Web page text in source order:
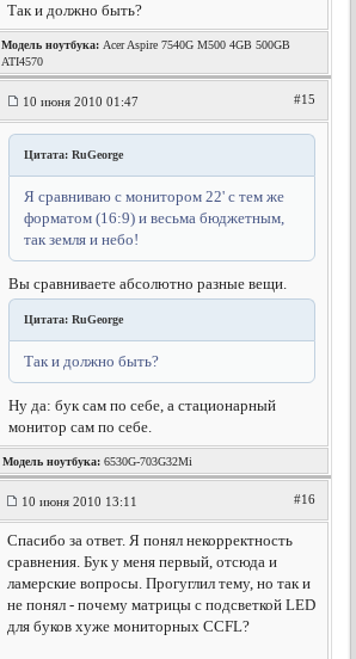
Так и должно быть?
Модель ноутбука: Acer Aspire 7540G M500 4GB 500GB
ATI4570
10 июня 2010 01:47 #15
Цитата: RuGeorge
Я сравниваю с монитором 22' с тем же
форматом (16:9) и весьма бюджетным,
так земля и небо!
Вы сравниваете абсолютно разные вещи.
Цитата: RuGeorge
Так и должно быть?
Ну да: бук сам по себе, а стационарный
монитор сам по себе.
Модель ноутбука: 6530G-703G32Mi
10 июня 2010 13:11 #16
Спасибо за ответ. Я понял некорректность
сравнения. Бук у меня первый, отсюда и
ламерские вопросы. Прогуглил тему, но так и
не понял - почему матрицы с подсветкой LED
для буков хуже мониторных CCFL?